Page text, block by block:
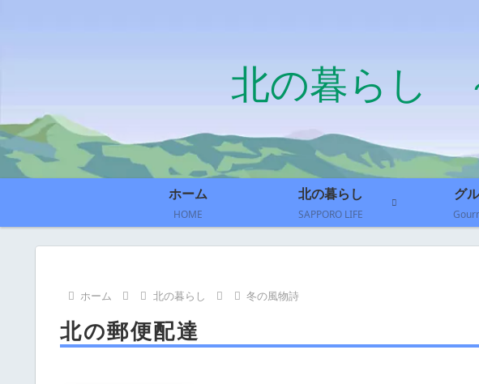
北の暮らし
ホーム
HOME
北の暮らし
SAPPORO LIFE
グ
ホーム 北の暮らし 冬の風物詩
北の郵便配達